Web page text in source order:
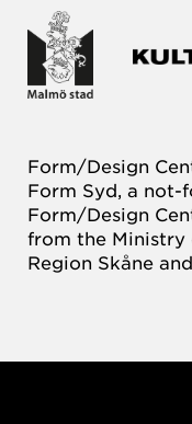
Form/Design
Form Syd, a not-
Form/Design
from the Ministry
Region Skåne